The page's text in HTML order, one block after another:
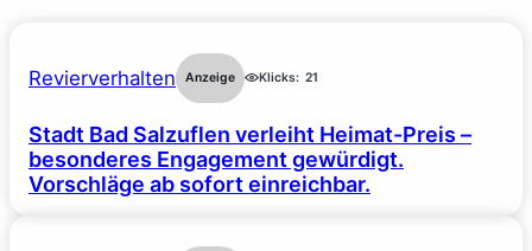
Revierverhalten Anzeige Klicks: 21
Stadt Bad Salzuflen verleiht Heimat-Preis –
besonderes Engagement gewürdigt.
Vorschläge ab sofort einreichbar.